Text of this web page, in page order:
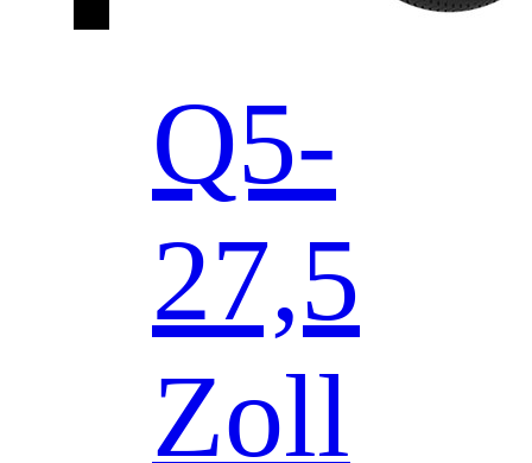
Q5-
27,5
Zoll